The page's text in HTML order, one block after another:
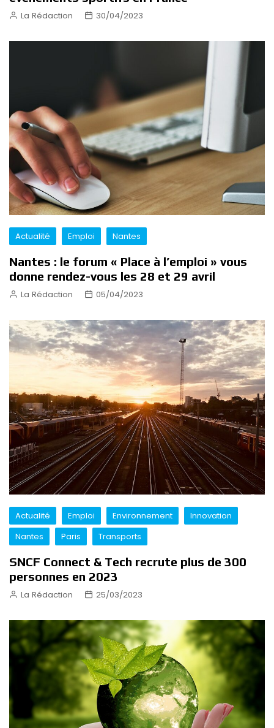
La Rédaction 30/04/2023
Actualité Emploi Nantes
Nantes : le forum « Place à l’emploi » vous
donne rendez-vous les 28 et 29 avril
La Rédaction 05/04/2023
Actualité Emploi Environnement
Innovation
Nantes
Paris Transports
SNCF Connect & Tech recrute plus de 300
personnes en 2023
La Rédaction 25/03/2023